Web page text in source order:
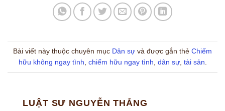
Bài viết này thuộc chuyên mục Dân sự và được gắn thẻ Chiếm
hữu không ngay tình chiếm hữu ngay tình dân sự, tài sản
LUẬT SƯ NGUYỄN THẮNG